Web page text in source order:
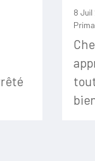
8 Juil